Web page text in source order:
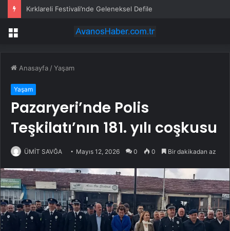
Kırklareli Festivali’nde Geleneksel Defile
Menü
Anasayfa /Yaşam
Yaşam
Pazaryeri’nde Polis
Teşkilatı’nın 181. yılı coşkusu
ÜMİT SAVĞA Mayıs 12, 2026 0 0 Bir dakikadan az